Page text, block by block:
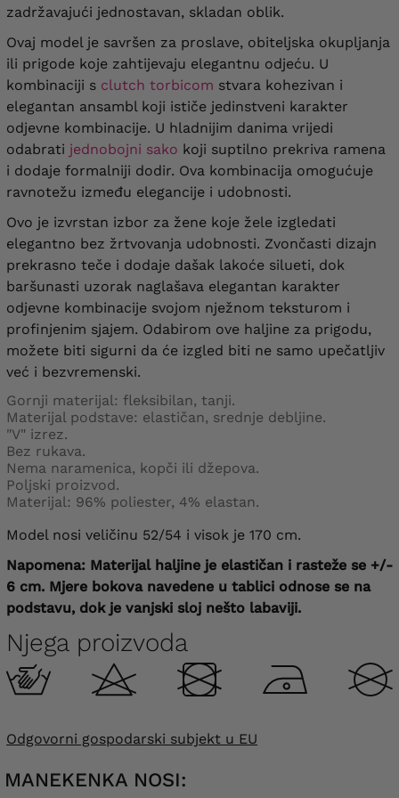
zadržavajući jednostavan, skladan oblik.
Ovaj model je savršen za proslave, obiteljska okupljanja
ili prigode koje zahtijevaju elegantnu odjeću. U
kombinaciji s clutch torbicom stvara kohezivan i
elegantan ansambl koji ističe jedinstveni karakter
odjevne kombinacije. U hladnijim danima vrijedi
odabrati jednobojni sako koji suptilno prekriva ramena
i dodaje formalniji dodir. Ova kombinacija omogućuje
ravnotežu između elegancije i udobnosti.
Ovo je izvrstan izbor za žene koje žele izgledati
elegantno bez žrtvovanja udobnosti. Zvončasti dizajn
prekrasno teče i dodaje dašak lakoće silueti, dok
baršunasti uzorak naglašava elegantan karakter
odjevne kombinacije svojom nježnom teksturom i
profinjenim sjajem. Odabirom ove haljine za prigodu,
možete biti sigurni da će izgled biti ne samo upečatljiv
već i bezvremenski.
Gornji materijal: fleksibilan, tanji.
Materijal podstave: elastičan, srednje debljine.
"V" izrez.
Bez rukava.
Nema naramenica, kopči ili džepova.
Poljski proizvod.
Materijal: 96% poliester, 4% elastan.
Model nosi veličinu 52/54 i visok je 170 cm.
Napomena: Materijal haljine je elastičan i rasteže se +/-
6 cm. Mjere bokova navedene u tablici odnose se na
podstavu, dok je vanjski sloj nešto labaviji.
Njega proizvoda
Odgovorni gospodarski subjekt u EU
MANEKENKA NOSI: